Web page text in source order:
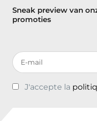
Sneak preview van
promoties
Votre adresse de
J'accepte la